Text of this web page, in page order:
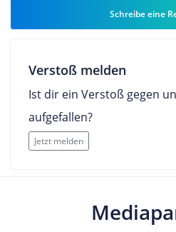
Schreibe eine
Verstoß melden
Ist dir ein Verstoß gegen
aufgefallen?
Jetzt melden